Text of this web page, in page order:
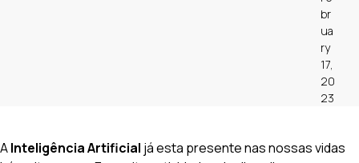
br
ua
ry
17,
20
23
AInteligência Artificial já esta presente nas nossas vidas